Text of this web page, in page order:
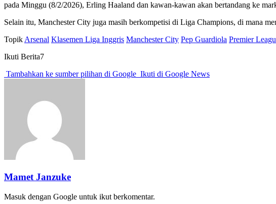
pada Minggu (8/2/2026), Erling Haaland dan kawan-kawan akan bertandang ke
Selain itu, Manchester City juga masih berkompetisi di Liga Champions, di mana
TopikArsenal Klasemen Liga Inggris Manchester City Pep Guardiola Premier
Ikuti Berita7
Tambahkan ke sumber pilihan di Google Ikuti di Google News
Mamet Janzuke
Masuk dengan Google untuk ikut berkomentar.